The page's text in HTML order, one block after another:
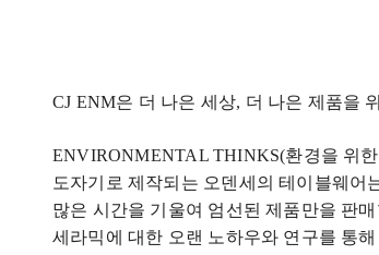
CJ ENM은 더 나은 세상, 더 나은 제품을
ENVIRONMENTAL THINKS(환경을 위
도자기로 제작되는 오덴세의 테이블웨
많은 시간을 기울여 엄선된 제품만을 판
세라믹에 대한 오랜 노하우와 연구를 통